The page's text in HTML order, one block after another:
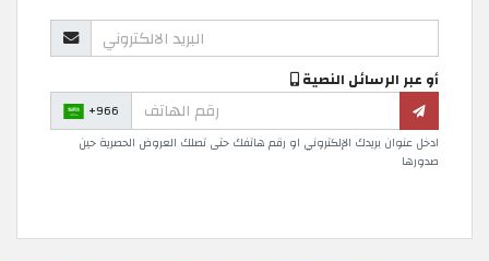
أو عبر الرسائل النصية
+966
ادخل عنوان بريدك الإلكتروني او رقم هاتفك حتى تصلك العروض الحصرية حين
صدورها